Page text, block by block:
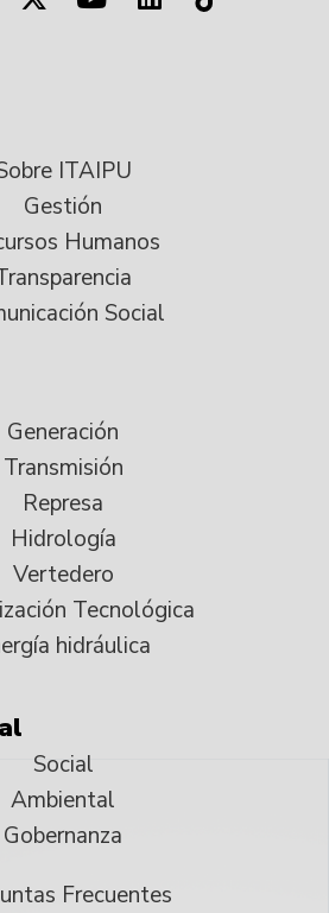
ITAIPU
Gestión
Humanos
Social
Generación
Transmisión
Represa
Hidrología
Vertedero
Tecnológica
hidráulica
Social
Ambiental
Gobernanza
Frecuentes